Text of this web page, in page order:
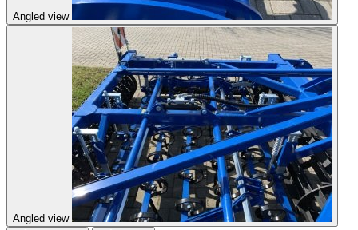
Angled view
Angled view